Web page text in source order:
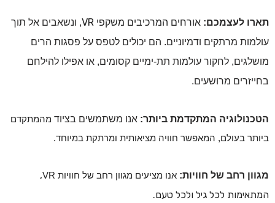
תארו לעצמכם: אורחים המרכיבים משקפי VR, ונשאבים אל תוך
עולמות מרתקים ודמיוניים. הם יכולים לטפס על פסגות הרים
מושלגים, לחקור עולמות תת-ימיים קסומים, או אפילו להילחם
בחייזרים מרושעים.
הטכנולוגיה המתקדמת ביותר: אנו משתמשים בציוד מהמתקדם
ביותר בעולם, המאפשר חוויה מציאותית ומרתקת במיוחד.
מגוון רחב של חוויות: אנו מציעים מגוון רחב של חוויות VR
,
המתאימות לכל גיל ולכל טעם.